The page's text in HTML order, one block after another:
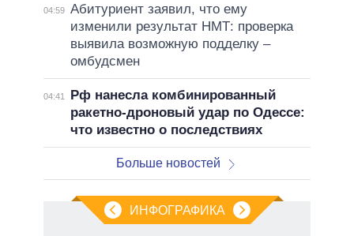
04:59 Абитуриент заявил, что ему
изменили результат НМТ: проверка
выявила возможную подделку –
омбудсмен
04:41
Рф нанесла комбинированный
ракетно-дроновый удар по Одессе:
что известно о последствиях
Больше новостей
ИНФОГРАФИКА